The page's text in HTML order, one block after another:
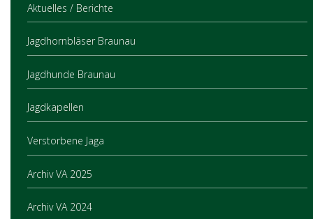
Aktuelles / Berichte
Jagdhornbläser Braunau
Jagdhunde Braunau
Jagdkapellen
Verstorbene Jaga
Archiv VA 2025
Archiv VA 2024